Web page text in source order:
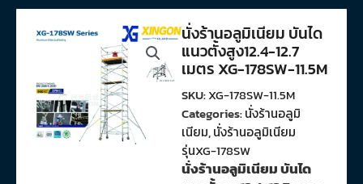
นั่งร้านอลูมิเนียม บันได
แนวตั้งสูง12.4-12.7
เมตร XG-178SW-11.5M
SKU:XG-178SW-11.5M
Categories:นั่งร้านอลูมิ
เนียม,นั่งร้านอลูมิเนียม
รุ่นXG-178SW
นั่งร้านอลูมิเนียม บันได